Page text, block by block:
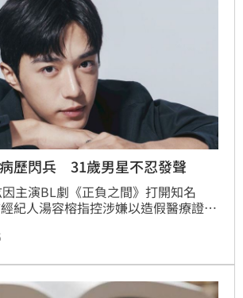
歷閃兵 31歲男星不忍發聲
主演BL劇《正負之間》打開知名
紀人湯容榕指控涉嫌以造假醫療證明
北地方檢察署偵查後，前經紀人湯容
聲請再議，希望案件能獲重新審視。